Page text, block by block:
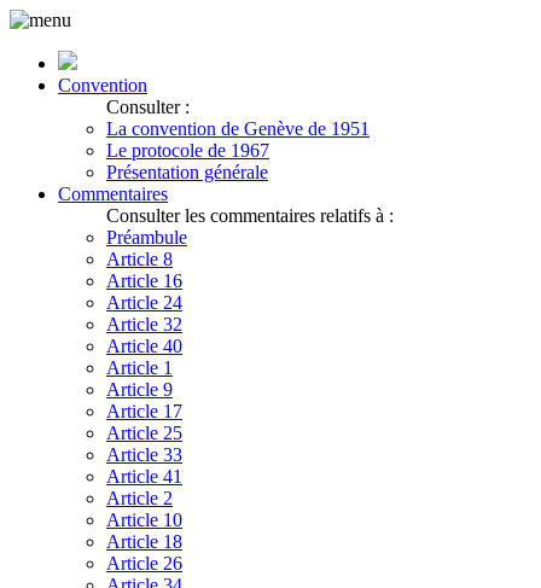
Convention
Consulter :
La convention de Genève de 1951
Le protocole de 1967
Présentation générale
Commentaires
Consulter les commentaires relatifs à :
Préambule
Article 8
Article 16
Article 24
Article 32
Article 40
Article 1
Article 9
Article 17
Article 25
Article 33
Article 41
Article 2
Article 10
Article 18
Article 26